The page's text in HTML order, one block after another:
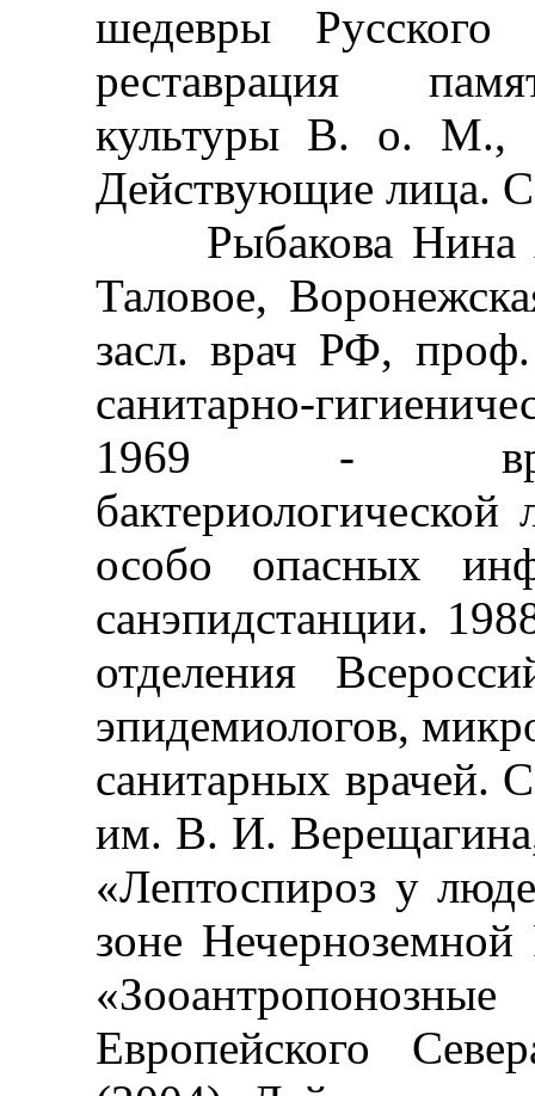
шедевры Русского
реставрация
культуры В. о. М.,
Действующие лица.
Рыбакова Нина
Таловое,
засл. врач РФ,
санитарно-
1969 - врач-
бактериологической
особо опасных
санэпидстанции.
отделения
эпидемиологов,
санитарных
им. В. И.
«Лептоспироз у
зоне
Европейского